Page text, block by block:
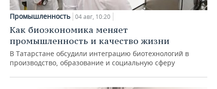
Промышленность 04 авг, 10:20
Как биоэкономика меняет
промышленность и качество жизни
В Татарстане обсудили интеграцию биотехнологий в
производство, образование и социальную сферу